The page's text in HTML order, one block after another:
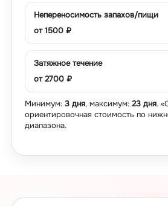
Непереносимость запахов/пищи
от1500 ₽
Затяжное течение
от2700 ₽
Минимум: 3 дня, максимум: 23 дня.
ориентировочная стоимость по
диапазона.